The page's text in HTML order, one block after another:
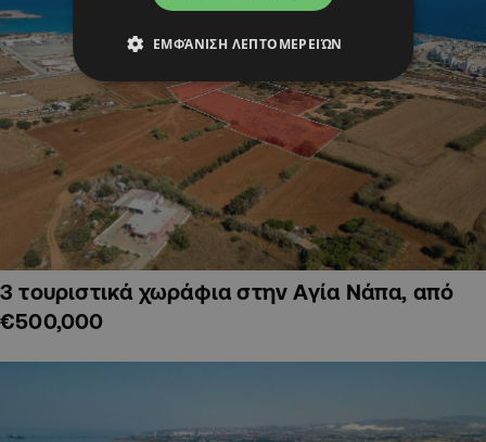
3 τουριστικά χωράφια στην Αγία Νάπα, από
€500,000
ΕΜΦΆΝΙΣΗ ΛΕΠΤΟΜΕΡΕΙΏΝ